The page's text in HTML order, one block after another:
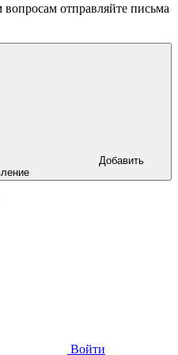
отправляйте письма
Добавить
Войти